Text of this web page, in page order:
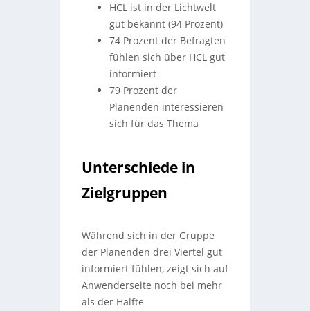
HCL ist in der Lichtwelt
gut bekannt (94 Prozent)
74 Prozent der Befragten
fühlen sich über HCL gut
informiert
79 Prozent der
Planenden interessieren
sich für das Thema
Unterschiede in
Zielgruppen
Während sich in der Gruppe
der Planenden drei Viertel gut
informiert fühlen, zeigt sich auf
Anwenderseite noch bei mehr
als der Hälfte